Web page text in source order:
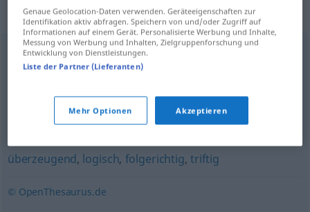
Synonyme für "schlüssig"
fassbar,eingängig,klar,ersichtlich
verständlich
überzeugend, logisch, folgerichtig,triftig
© OpenThesaurus.de
Genaue Geolocation-Daten verwenden. Geräteeigenschaften zur
Identifikation aktiv abfragen. Speichern von und/oder Zugriff auf
Informationen auf einem Gerät. Personalisierte Werbung und Inhalte,
Messung von Werbung und Inhalten, Zielgruppenforschung und
Entwicklung von Dienstleistungen.
Liste der Partner (Lieferanten)
Mehr Optionen Akzeptieren